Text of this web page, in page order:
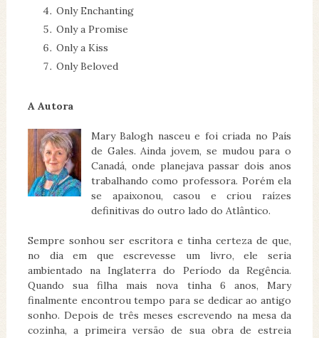
Only Enchanting
Only a Promise
Only a Kiss
Only Beloved
A Autora
Mary Balogh nasceu e foi criada no País
de Gales. Ainda jovem, se mudou para o
Canadá, onde planejava passar dois anos
trabalhando como professora. Porém ela
se apaixonou, casou e criou raízes
definitivas do outro lado do Atlântico.
Sempre sonhou ser escritora e tinha certeza de que,
no dia em que escrevesse um livro, ele seria
ambientado na Inglaterra do Período da Regência.
Quando sua filha mais nova tinha 6 anos, Mary
finalmente encontrou tempo para se dedicar ao antigo
sonho. Depois de três meses escrevendo na mesa da
cozinha, a primeira versão de sua obra de estreia